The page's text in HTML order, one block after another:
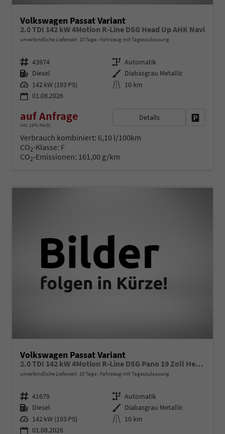
Volkswagen Passat Variant
2.0 TDI 142 kW 4Motion R-Line DSG Head Up AHK Navi
unverbindliche Lieferzeit: 10 Tage Fahrzeug mit Tageszulassung
Fahrzeugnr. 43974 Getriebe Automatik
Kraftstoff Diesel Außenfarbe Diabasgrau Metallic
Leistung 142 kW (193 PS) Kilometerstand 10 km
01.08.2026
auf Anfrage
inkl. 19% MwSt.
Details
Verbrauch kombiniert: 6,10 l/100km
CO2-Klasse: F
CO2-Emissionen: 161,00 g/km
Volkswagen Passat Variant
2.0 TDI 142 kW 4Motion R-Line DSG Pano 19 Zoll Head Up AHK Navi
unverbindliche Lieferzeit: 10 Tage Fahrzeug mit Tageszulassung
Fahrzeugnr. 41679 Getriebe Automatik
Kraftstoff Diesel Außenfarbe Diabasgrau Metallic
Leistung 142 kW (193 PS) Kilometerstand 10 km
01.08.2026